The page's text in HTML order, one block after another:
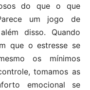
do que o que
um jogo de
disso. Quando
que o estresse se
os mínimos
tomamos as
emocional se